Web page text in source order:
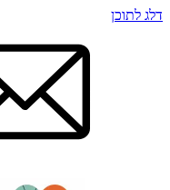
דלג לתוכן